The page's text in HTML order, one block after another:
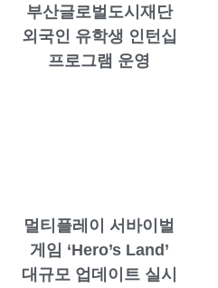
부산글로벌도시재단
외국인 유학생 인턴십
프로그램 운영
멀티플레이 서바이벌
게임 ‘Hero’s Land’
대규모 업데이트 실시